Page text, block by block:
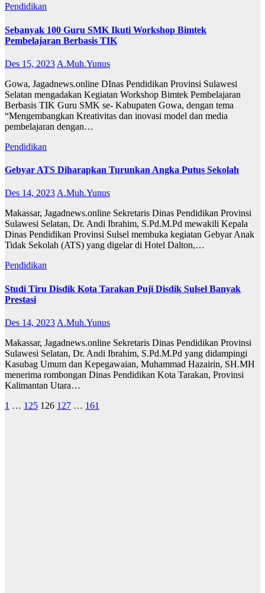
Pendidikan
Sebanyak 100 Guru SMK Ikuti Workshop Bimtek
Pembelajaran Berbasis TIK
Des 15, 2023 A.Muh.Yunus
Gowa, Jagadnews.online DInas Pendidikan Provinsi Sulawesi
Selatan mengadakan Kegiatan Workshop Bimtek Pembelajaran
Berbasis TIK Guru SMK se- Kabupaten Gowa, dengan tema
“Mengembangkan Kreativitas dan inovasi model dan media
pembelajaran dengan…
Pendidikan
Gebyar ATS Diharapkan Turunkan Angka Putus Sekolah
Des 14, 2023 A.Muh.Yunus
Makassar, Jagadnews.online Sekretaris Dinas Pendidikan Provinsi
Sulawesi Selatan, Dr. Andi Ibrahim, S.Pd.M.Pd mewakili Kepala
Dinas Pendidikan Provinsi Sulsel membuka kegiatan Gebyar Anak
Tidak Sekolah (ATS) yang digelar di Hotel Dalton,…
Pendidikan
Studi Tiru Disdik Kota Tarakan Puji Disdik Sulsel Banyak
Prestasi
Des 14, 2023 A.Muh.Yunus
Makassar, Jagadnews.online Sekretaris Dinas Pendidikan Provinsi
Sulawesi Selatan, Dr. Andi Ibrahim, S.Pd.M.Pd yang didampingi
Kasubag Umum dan Kepegawaian, Muhammad Hazairin, SH.MH
menerima rombongan Dinas Pendidikan Kota Tarakan, Provinsi
Kalimantan Utara…
Paginasi
1 … 125 126 127 … 161